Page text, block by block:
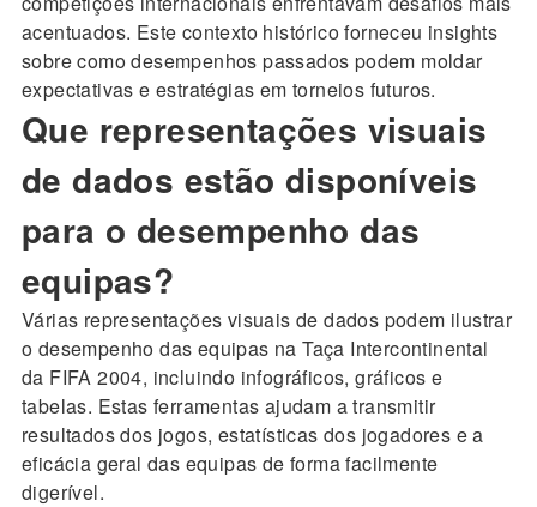
acentuados. Este contexto histórico forneceu insights
sobre como desempenhos passados podem moldar
expectativas e estratégias em torneios futuros.
Que representações visuais
de dados estão disponíveis
para o desempenho das
equipas?
Várias representações visuais de dados podem ilustrar
o desempenho das equipas na Taça Intercontinental
da FIFA 2004, incluindo infográficos, gráficos e
tabelas. Estas ferramentas ajudam a transmitir
resultados dos jogos, estatísticas dos jogadores e a
eficácia geral das equipas de forma facilmente
digerível.